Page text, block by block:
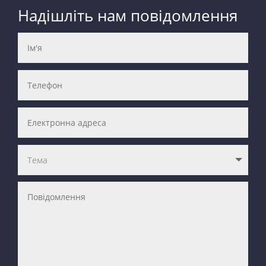
Надішліть нам повідомлення